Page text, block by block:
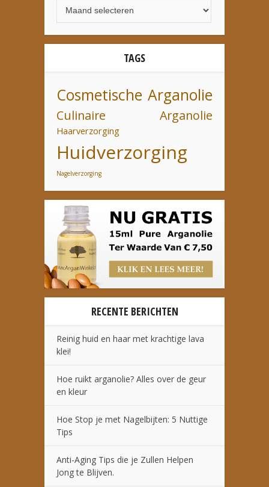
TAGS
Cosmetische Arganolie
Culinaire Arganolie
Haarverzorging
Huidverzorging
Nagelverzorging
RECENTE BERICHTEN
Reinig huid en haar met krachtige lava
klei!
Hoe ruikt arganolie? Alles over de geur
en kleur
Hoe Stop je met Nagelbijten: 5 Nuttige
Tips
Anti-Aging Tips die je Zullen Helpen
Jong te Blijven.